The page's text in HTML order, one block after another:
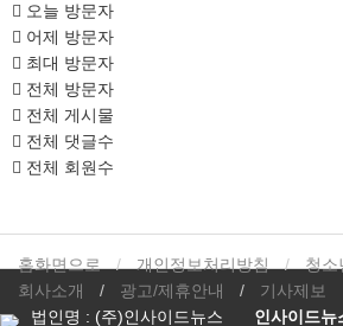
오늘 방문자
어제 방문자
최대 방문자
전체 방문자
전체 게시물
전체 댓글수
전체 회원수
홈화면으로 개인정보처리방침
청소
회사소개
광고/제휴안내
기사제보
법인명 : (주)인사이드뉴스
인사이드뉴